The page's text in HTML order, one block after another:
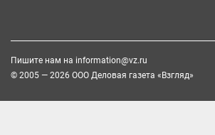
Пишите нам на information@vz.ru
© 2005 — 2026 ООО Деловая газета «Взгляд»